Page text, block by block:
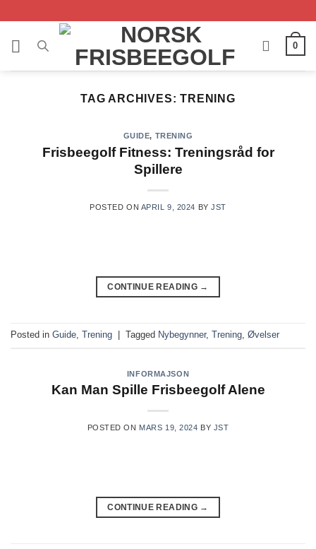
content
0
TAG ARCHIVES:TRENING
GUIDE, TRENING
Frisbeegolf Fitness: Treningsråd for
Spillere
POSTED ON APRIL 9, 2024 BYJST
CONTINUE READING →
Posted in Guide Trening Tagged Nybegynner, Trening Øvelser
INFORMAJSON
Kan Man Spille Frisbeegolf Alene
POSTED ON MARS 19, 2024 BY JST
CONTINUE READING →